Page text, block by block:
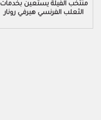
منتخب الفيلة يستعين بخدمات
الثعلب الفرنسي هيرفي رونار